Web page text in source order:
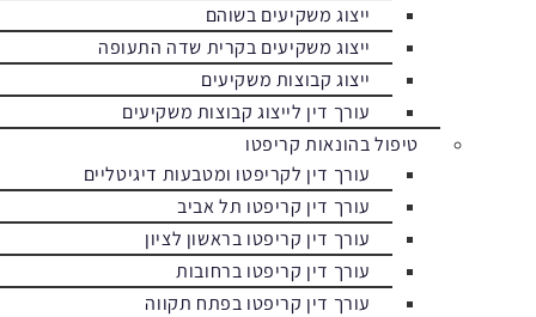
ייצוג משקיעים בשוהם
ייצוג משקיעים בקרית שדה התעופה
ייצוג קבוצות משקיעים
עורך דין לייצוג קבוצות משקיעים
טיפול בהונאות קריפטו
עורך דין לקריפטו ומטבעות דיגיטליים
עורך דין קריפטו תל אביב
עורך דין קריפטו בראשון לציון
עורך דין קריפטו ברחובות
עורך דין קריפטו בפתח תקווה